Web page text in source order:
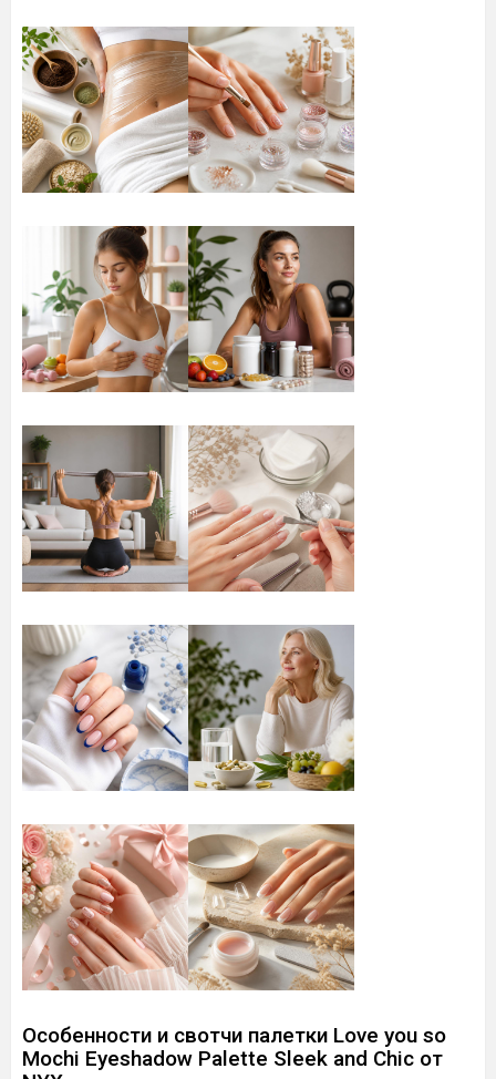
Особенности и свотчи палетки Love you so
Mochi Eyeshadow Palette Sleek and Chic от